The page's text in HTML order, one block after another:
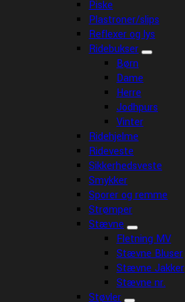
Piske
Plastroner/slips
Reflexer og lys
Ridebukser
Børn
Dame
Herre
Jodhpurs
Vinter
Ridehjelme
Rideveste
Sikkerhedsveste
Smykker
Sporer og remme
Strømper
Stævne
Fletning MV
Stævne Bluser
Stævne Jakker
Stævne nr.
Støvler